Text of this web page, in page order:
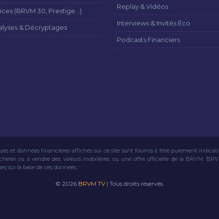
(BRVM 30, Prestige...)
& Décryptages
Replay & Vidéos
Interviews & Invités Éco
Podcasts Financiers
et données financières affichés sur ce site sont fournis à titre purement
ou à vendre des valeurs mobilières, ou une offre officielle de la BRVM.
sur la base de ces données.
© 2026 BRVM TV| Tous droits réservés.